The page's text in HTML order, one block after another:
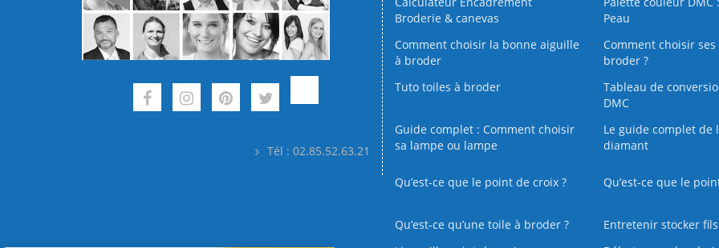
Tél : 02.85.52.63.21
Broderie & canevas
Peau
Comment choisir la bonne aiguille
à broder
Comment choisir ses
broder ?
Tuto toiles à broder
Tableau de
DMC
Guide complet : Comment choisir
sa lampe ou lampe
Le guide complet de
diamant
Qu’est-ce que le point de croix ? Qu’est-ce que le
Qu’est‑ce qu’une toile à broder ?
Entretenir stocker